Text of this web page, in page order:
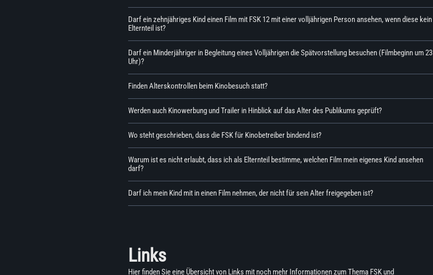
Darf ein zehnjähriges Kind einen Film mit FSK 12 mit einer volljährigen Person ansehen, wenn diese kein
Elternteil ist?
Darf ein Minderjähriger in Begleitung eines Volljährigen die Spätvorstellung besuchen (Filmbeginn um 23
Uhr)?
Finden Alterskontrollen beim Kinobesuch statt?
Werden auch Kinowerbung und Trailer in Hinblick auf das Alter des Publikums geprüft?
Wo steht geschrieben, dass die FSK für Kinobetreiber bindend ist?
Warum ist es nicht erlaubt, dass ich als Elternteil bestimme, welchen Film mein eigenes Kind ansehen
darf?
Darf ich mein Kind mit in einen Film nehmen, der nicht für sein Alter freigegeben ist?
Links
Hier finden Sie eine Übersicht von Links mit noch mehr Informationen zum Thema FSK und